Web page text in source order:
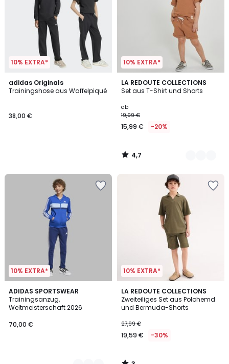
10% EXTRA*
adidas Originals
Trainingshose aus Waffelpiqué
38,00 €
10% EXTRA*
LA REDOUTE COLLECTIONS
Set aus T-Shirt und Shorts
ab
19,99 €
15,99 € -20%
4,7
/ 5
3
Farben
4,7
/
10% EXTRA*
ADIDAS SPORTSWEAR
Trainingsanzug,
Weltmeisterschaft 2026
70,00 €
2
Farben
10% EXTRA*
LA REDOUTE COLLECTIONS
Zweiteiliges Set aus Polohemd
und Bermuda-Shorts
27,99 €
19,59 € -30%
3
/
5